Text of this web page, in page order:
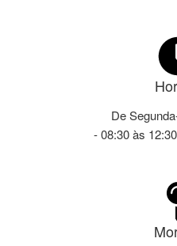
De
- 08:30 às